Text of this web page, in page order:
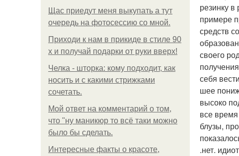
Щас приедут меня выкупать а тут
очередь на фотосессию со мной.
Приходи к нам в прикиде в стиле 90
х и получай подарки от руки вверх!
Челка - шторка: кому подходит, как
носить и с какими стрижками
сочетать.
Мой ответ на комментарий о том,
что "ну маникюр то всё таки можно
было бы сделать.
Интересные факты о красоте,
резинку
примере
средств
своего
себя
шее
высоко
все
блузы,
.нет.